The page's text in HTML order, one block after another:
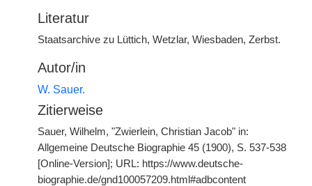
Literatur
Staatsarchive zu Lüttich, Wetzlar, Wiesbaden, Zerbst.
Autor/in
W. Sauer.
Zitierweise
Sauer, Wilhelm, "Zwierlein, Christian Jacob" in:
Allgemeine Deutsche Biographie 45 (1900), S. 537-538
[Online-Version]; URL: https://www.deutsche-
biographie.de/gnd100057209.html#adbcontent